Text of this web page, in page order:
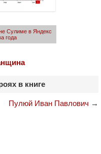
Сулиме в Яндекс
года
в книге
Пулюй Иван Павлович →